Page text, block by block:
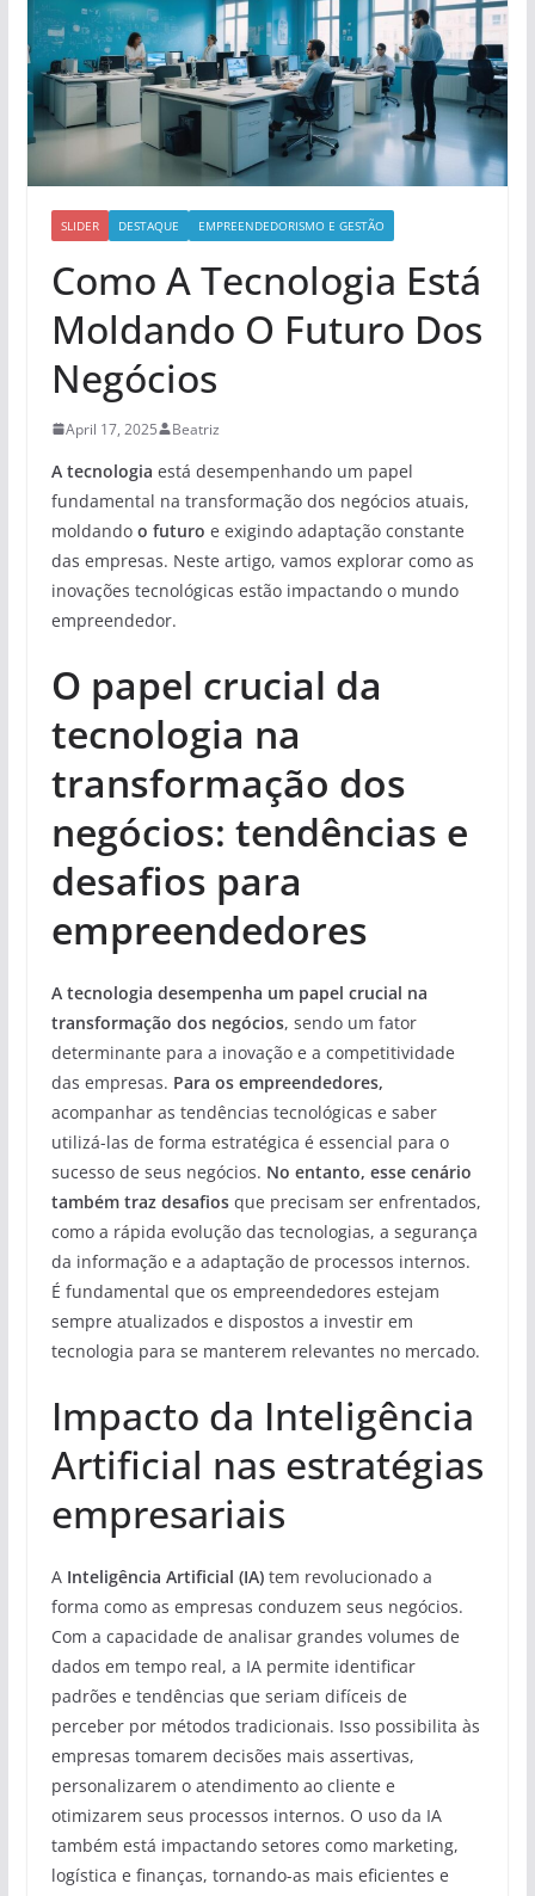
SLIDER DESTAQUE EMPREENDEDORISMO E GESTÃO
Como A Tecnologia Está
Moldando O Futuro Dos
Negócios
April 17, 2025 Beatriz
A tecnologia está desempenhando um papel
fundamental na transformação dos negócios atuais,
moldando o futuro e exigindo adaptação constante
das empresas. Neste artigo, vamos explorar como as
inovações tecnológicas estão impactando o mundo
empreendedor.
O papel crucial da
tecnologia na
transformação dos
negócios: tendências e
desafios para
empreendedores
A tecnologia desempenha um papel crucial na
transformação dos negócios, sendo um fator
determinante para a inovação e a competitividade
das empresas. Para os empreendedores,
acompanhar as tendências tecnológicas e saber
utilizá-las de forma estratégica é essencial para o
sucesso de seus negócios. No entanto, esse cenário
também traz desafiosque precisam ser enfrentados,
como a rápida evolução das tecnologias, a segurança
da informação e a adaptação de processos internos.
É fundamental que os empreendedores estejam
sempre atualizados e dispostos a investir em
tecnologia para se manterem relevantes no mercado.
Impacto da Inteligência
Artificial nas estratégias
empresariais
A Inteligência Artificial (IA)tem revolucionado a
forma como as empresas conduzem seus negócios.
Com a capacidade de analisar grandes volumes de
dados em tempo real, a IA permite identificar
padrões e tendências que seriam difíceis de
perceber por métodos tradicionais. Isso possibilita às
empresas tomarem decisões mais assertivas,
personalizarem o atendimento ao cliente e
otimizarem seus processos internos. O uso da IA
também está impactando setores como marketing,
logística e finanças, tornando-as mais eficientes e